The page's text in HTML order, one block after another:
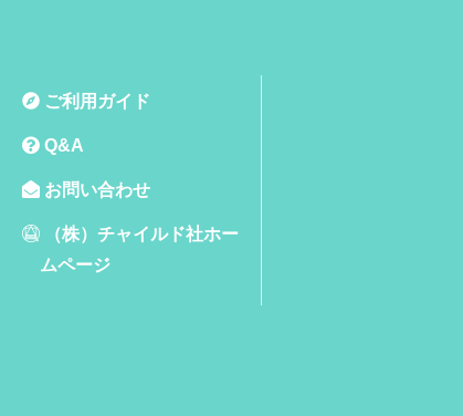
ご利用ガイド
Q&A
お問い合わせ
（株）チャイルド社ホー
ムページ